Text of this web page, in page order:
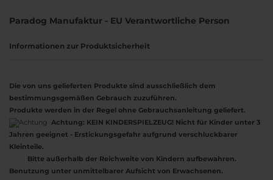
Paradog Manufaktur - EU Verantwortliche Person
Informationen zur Produktsicherheit
Die von uns gelieferten Produkte sind ausschließlich dem
bestimmungsgemäßen Gebrauch zuzuführen.
Produkte werden in der Regel ohne Gebrauchsanleitung geliefert.
Achtung: KEIN KINDERSPIELZEUG! Nicht für Kinder unter 3
Jahren geeignet - Erstickungsgefahr aufgrund verschluckbarer
Kleinteile.
Bitte außerhalb der Reichweite von Kindern aufbewahren.
Benutzung unter unmittelbarer Aufsicht von Erwachsenen.